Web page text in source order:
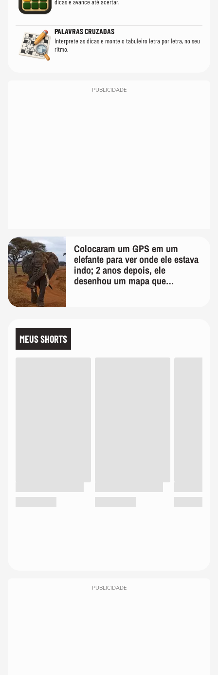
dicas e avance até acertar.
PALAVRAS CRUZADAS
Interprete as dicas e monte o tabuleiro letra por letra, no seu
ritmo.
PUBLICIDADE
Colocaram um GPS em um
elefante para ver onde ele estava
indo; 2 anos depois, ele
desenhou um mapa que
MEUS SHORTS
PUBLICIDADE